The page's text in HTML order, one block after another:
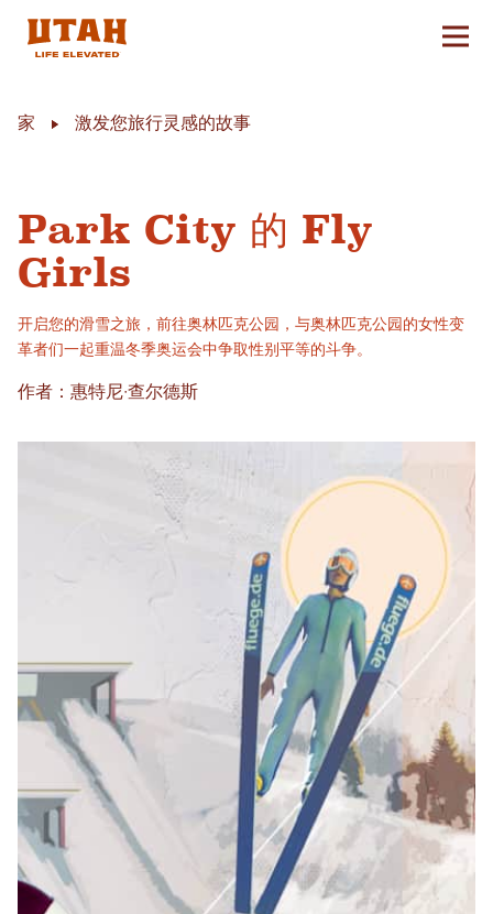
切换
家 激发您旅行灵感的故事
Park City 的 Fly
Girls
开启您的滑雪之旅，前往奥林匹克公园，与奥林匹克公园的女性变
革者们一起重温冬季奥运会中争取性别平等的斗争。
作者：惠特尼·查尔德斯